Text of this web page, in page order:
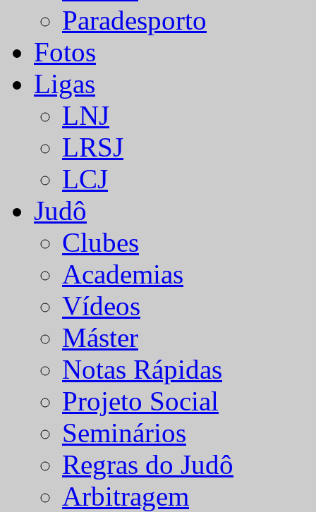
Paradesporto
Fotos
Ligas
LNJ
LRSJ
LCJ
Judô
Clubes
Academias
Vídeos
Máster
Notas Rápidas
Projeto Social
Seminários
Regras do Judô
Arbitragem